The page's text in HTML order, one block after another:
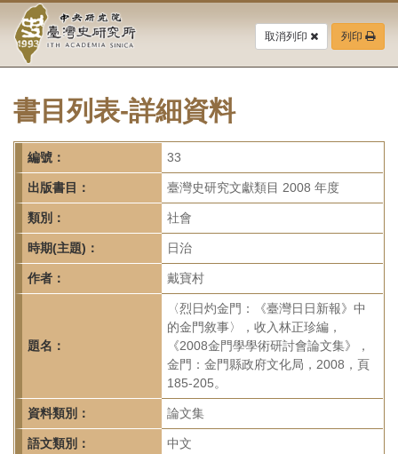
要
中
央
研
究
院-
臺
灣
史
研
究
首
頁
取消列印 列印
書目列表-詳細資料
編號： 33
出版書目： 臺灣史研究文獻類目 2008 年度
類別： 社會
時期(主題)： 日治
作者： 戴寶村
題名：
〈烈日灼金門：《臺灣日日新報》中
的金門敘事〉，收入林正珍編，
《2008金門學學術研討會論文集》，
金門：金門縣政府文化局，2008，頁
185-205。
資料類別： 論文集
語文類別： 中文